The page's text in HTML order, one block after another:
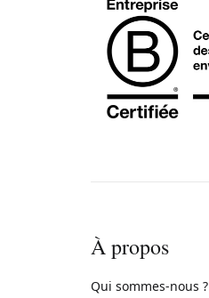
À propos
Qui sommes-nous ?